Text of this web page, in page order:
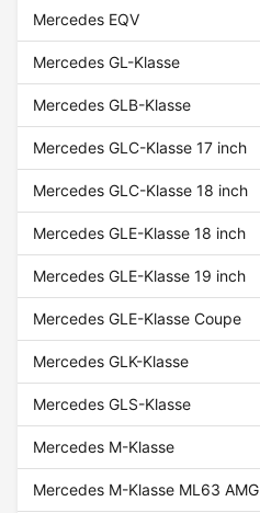
Mercedes EQV
Mercedes GL-Klasse
Mercedes GLB-Klasse
Mercedes GLC-Klasse 17 inch
Mercedes GLC-Klasse 18 inch
Mercedes GLE-Klasse 18 inch
Mercedes GLE-Klasse 19 inch
Mercedes GLE-Klasse Coupe
Mercedes GLK-Klasse
Mercedes GLS-Klasse
Mercedes M-Klasse
Mercedes M-Klasse ML63 AMG